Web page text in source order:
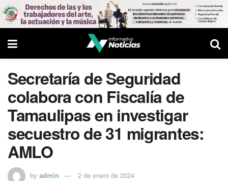
Secretaría de Seguridad
colabora con Fiscalía de
Tamaulipas en investigar
secuestro de 31 migrantes:
AMLO
by admin 2 de enero de 2024